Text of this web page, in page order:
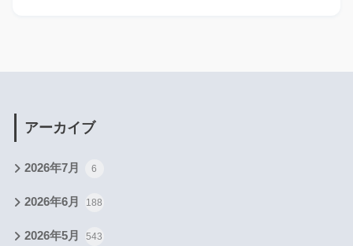
アーカイブ
2026年7月 6
2026年6月 188
2026年5月 543